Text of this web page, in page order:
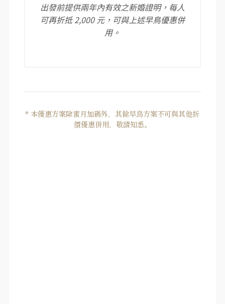
出發前提供兩年內有效之新婚證明，每人
可再折抵 2,000 元，可與上述早鳥優惠併
用。
* 本優惠方案除蜜月加碼外，其餘早鳥方案不可與其他折
價優惠併用，敬請知悉。